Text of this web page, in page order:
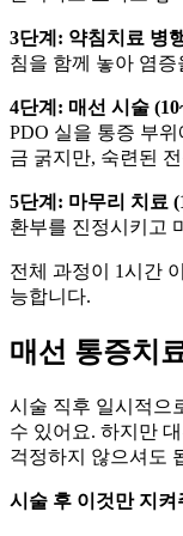
3단계: 약침치료 병
침을 함께 놓아 염
4단계: 매선 시술
PDO 실을 통증 부
금 굵지만, 숙련된
5단계: 마무리 치료
환부를 진정시키고
전체 과정이 1시간
능합니다.
매선 통증치
시술 직후 일시적으
수 있어요. 하지만
걱정하지 않으셔도
시술 후 이것만 지켜